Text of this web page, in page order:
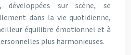
développées sur scène, se
dans la vie quotidienne,
équilibre émotionnel et à
plus harmonieuses.